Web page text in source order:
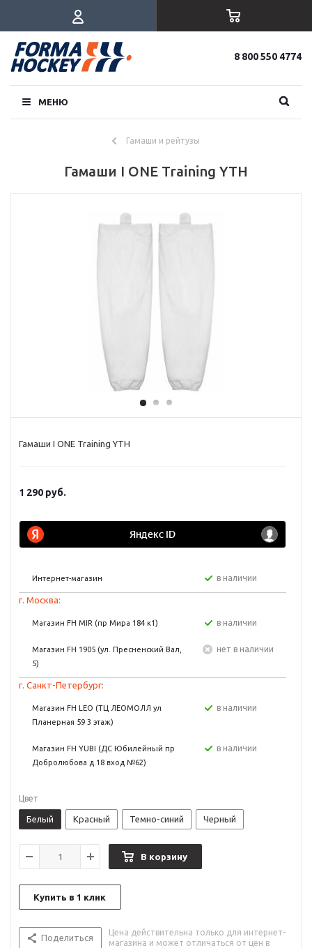
8 800 550 4774
МЕНЮ
Гамаши и рейтузы
Гамаши I ONE Training YTH
Гамаши I ONE Training YTH
1 290 руб.
Интернет-магазин в наличии
г. Москва:
Магазин FH MIR (пр Мира 184 к1) в наличии
Магазин FH 1905 (ул. Пресненский Вал,
5)
Нет в наличии
г. Санкт-Петербург:
Магазин FH LEO (ТЦ ЛЕОМОЛЛ ул
Планерная 59 3 этаж)
в наличии
Магазин FH YUBI (ДС Юбилейный пр
Добролюбова д.18 вход №62)
в наличии
Цвет
Белый Красный Темно-синий Черный
В корзину
Купить в 1 клик
Поделиться
Цена действительна только для интернет-
магазина и может отличаться от цен в